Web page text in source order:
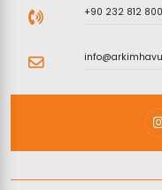
+90 232 812